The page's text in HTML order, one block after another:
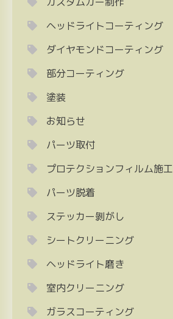
ヘッドライトコーティング
ダイヤモンドコーティング
部分コーティング
塗装
お知らせ
パーツ取付
プロテクションフィルム施工
パーツ脱着
ステッカー剝がし
シートクリーニング
ヘッドライト磨き
室内クリーニング
ガラスコーティング